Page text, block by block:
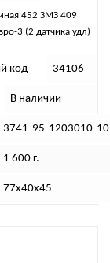
452 ЗМЗ 409
3 (2 датчика удл)
код 34106
В наличии
3741-95-1203010-10
1 600 г.
77х40х45